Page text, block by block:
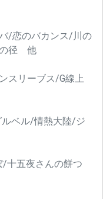
/恋のバカンス/川の
の径 他
スリーブス/G線上
ベル/情熱大陸/ジ
五夜さんの餅つ